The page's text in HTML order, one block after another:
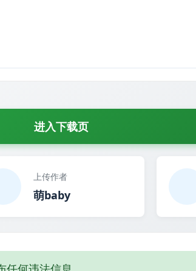
进入下载页
上传作者
萌baby